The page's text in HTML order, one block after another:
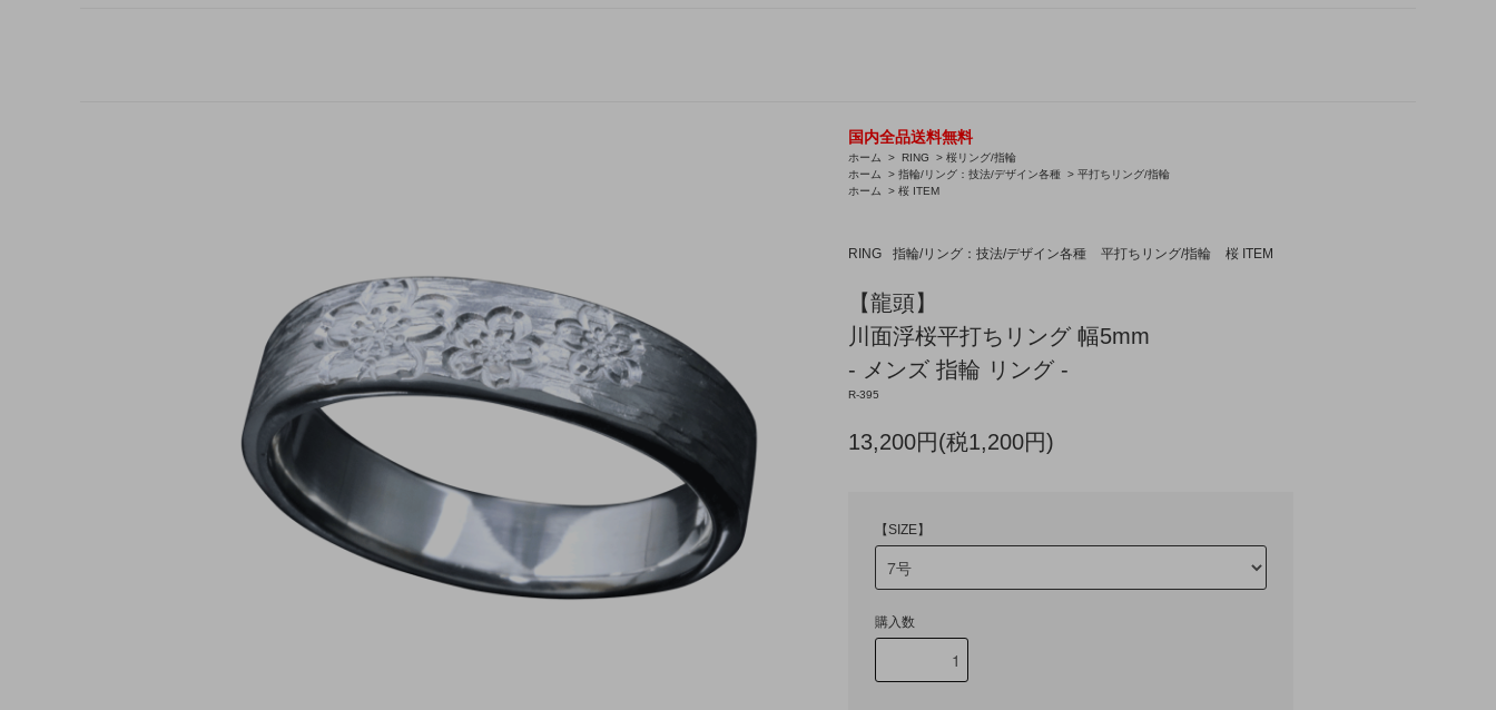
国内全品送料無料
ホーム > RING > 桜リング/指輪
ホーム
> 指輪/リング：技法/デザイン各種 > 平打ちリング/指輪
ホーム
> 桜 ITEM
RING 指輪/リング：技法/デザイン各種 平打ちリング/指輪 桜 ITEM
【龍頭】
川面浮桜平打ちリング 幅5mm
- メンズ 指輪 リング -
R-395
13,200円(税1,200円)
【SIZE】
購入数